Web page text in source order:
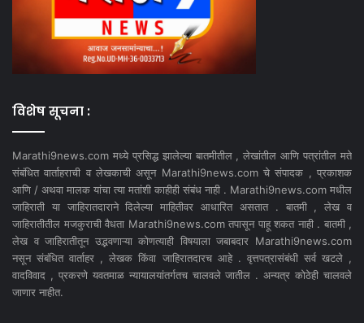
विशेष सूचना :
Marathi9news.com मध्ये प्रसिद्ध झालेल्या बातमीतील , लेखांतील आणि पत्रांतील मते
संबंधित वार्ताहराची व लेखकाची असून Marathi9news.com चे संपादक , प्रकाशक
आणि / अथवा मालक यांचा त्या मतांशी काहीही संबंध नाही . Marathi9news.com मधील
जाहिराती या जाहिरातदाराने दिलेल्या माहितीवर आधारित असतात . बातमी , लेख व
जाहिरातीतील मजकुराची वैधता Marathi9news.com तपासून पाहू शकत नाही . बातमी ,
लेख व जाहिरातीतून उद्भवणाऱ्या कोणत्याही विषयाला जबाबदार Marathi9news.com
नसून संबंधित वार्ताहर , लेखक किंवा जाहिरातदारच आहे . वृत्तपत्रासंबंधी सर्व खटले ,
वादविवाद , प्रकरणे यवतमाळ न्यायालयांतर्गतच चालवले जातील . अन्यत्र कोठेही चालवले
जाणार नाहीत.